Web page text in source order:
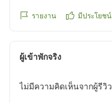
รายงาน มีประโยชน์
ผู้เข้าพักจริง
ไม่มีความคิดเห็นจากผู้รีวิว